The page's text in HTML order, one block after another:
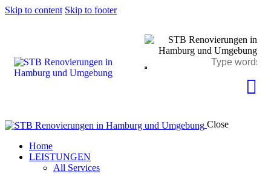
Skip to content Skip to footer
Close
Home
LEISTUNGEN
All Services